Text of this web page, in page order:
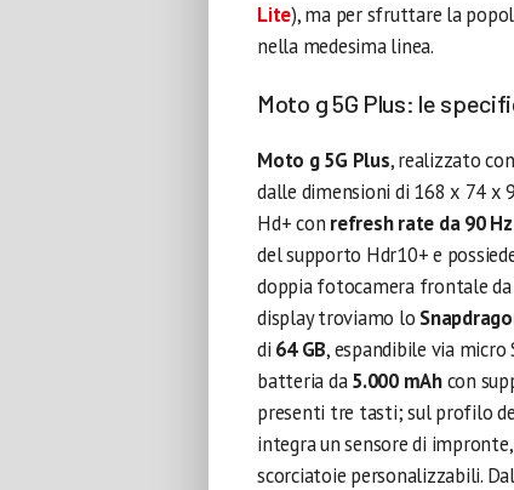
Lite), ma per sfruttare la
nella medesima linea.
Moto g 5G Plus: le
Moto g 5G Plus, realizzato
dalle dimensioni di 168 x 74 x
Hd+ con refresh rate da 90 Hz
del supporto Hdr10+ e
doppia fotocamera frontale da
display troviamo lo
di 64 GB, espandibile via
batteria da5.000 mAhcon
presenti tre tasti; sul profilo
integra un sensore di
scorciatoie personalizzabili.